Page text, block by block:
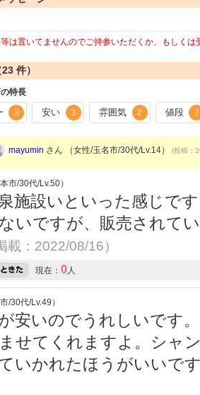
は置いてませんのでご持参いただくか、もしくは
23 件）
特長
3 安い 3 雰囲気 2 値段 2
mayumin さん （女性/玉名市/30代/Lv.14） (投稿：
市/30代/Lv.50）
施設いといった感じで
いですが、販売されて
：2022/08/16）
現在： 0 人
/30代/Lv.49）
安いのでうれしいです
せてくれますよ。シャ
いかれたほうがいいで